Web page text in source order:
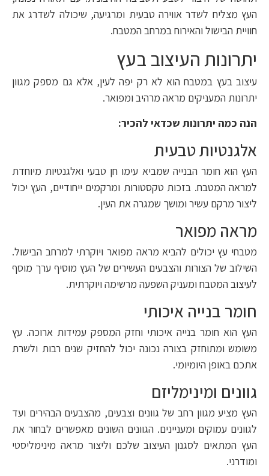
העץ מצליח לשדר אווירה טבעית ומרגיעה, שיכולה לשדרג את
חוויית הבישול והאירוח במרחב המטבח.
יתרונות העיצוב בעץ
עיצוב בעץ במטבח הוא לא רק יפה לעין, אלא גם מספק מגוון
יתרונות המעניקים מראה מרהיב ומפואר.
הנה כמה יתרונות שכדאי להכיר:
אלגנטיות טבעית
העץ הוא חומר הבנייה שמביא עימו חן טבעי ואלגנטיות מיוחדת
למראה המטבח. בזכות טקסטורות ומרקמים ייחודיים, העץ יכול
ליצור מרקם עשיר ומושך שמגרה את העין.
מראה מפואר
מטבחי עץ יכולים להביא מראה מפואר ויוקרתי למרחב הבישול.
השילוב של הצורות והצבעים העשירים של העץ מוסיף ערך מוסף
לעיצוב המטבח ומעניק השפעה מרשימה ויוקרתית.
חומר בנייה איכותי
העץ הוא חומר בנייה איכותי וחזק המספק עמידות ארוכה. עץ
משומש ומתוחזק בצורה נכונה יכול להחזיק שנים רבות ולשרת
אתכם באופן היומיומי.
גוונים ומינימליזם
העץ מציע מגוון רחב של גוונים וצבעים, מהצבעים הבהירים ועד
לגוונים עמוקים ומעניינים. הגוונים השונים מאפשרים לבחור את
העץ המתאים לסגנון העיצוב שלכם וליצור מראה מינימליסטי
ומודרני.